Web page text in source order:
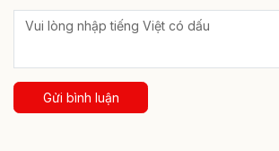
Gửi bình luận